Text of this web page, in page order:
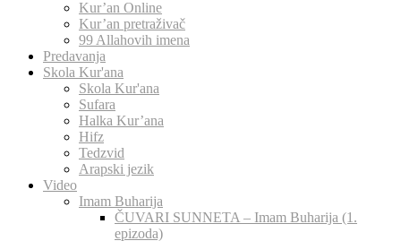
Kur’an Online
Kur’an pretraživač
99 Allahovih imena
Predavanja
Skola Kur'ana
Skola Kur'ana
Sufara
Halka Kur’ana
Hifz
Tedzvid
Arapski jezik
Video
Imam Buharija
ČUVARI SUNNETA – Imam Buharija (1.
epizoda)